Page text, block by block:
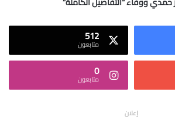
512
متابعون
0
متابعون
إعلان